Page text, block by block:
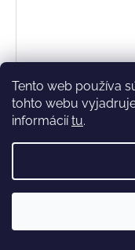
Tento web používa
tohto webu
informáciítu.
38 42
NOVINKA